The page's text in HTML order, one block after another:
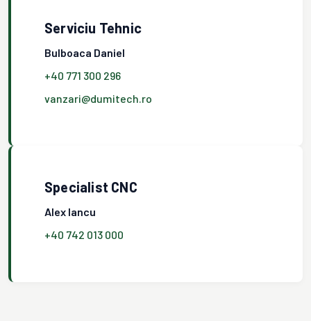
Serviciu Tehnic
Bulboaca Daniel
+40 771 300 296
vanzari@dumitech.ro
Specialist CNC
Alex Iancu
+40 742 013 000